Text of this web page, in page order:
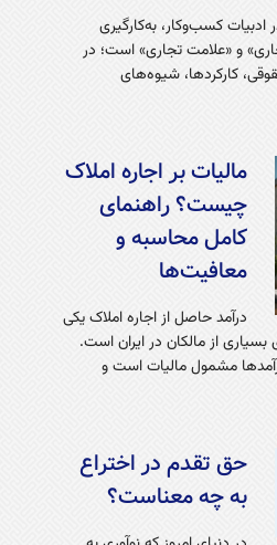
ادبیات کسب‌وکار، به‌کارگیری
و «علامت تجاری» است؛ در
کارکردها، شیوه‌های
مالیات بر اجاره املاک
چیست؟ راهنمای
کامل محاسبه و
معافیت‌ها
درآمد حاصل از اجاره املاک یکی
بسیاری از مالکان در ایران است.
مشمول مالیات است و
حق تقدم در اختراع
به چه معناست؟